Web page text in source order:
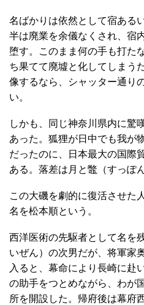
名ばかりは依然として宿ある
半は廃業を余儀なくされ、宿
堕す。このまま何の手も打た
ち果てて廃墟と化してしまう
像するなら、シャッター通り
い。
しかも、同じ神奈川県内に驚
あった。狐狸が日中でも我が
だったのに、日本最大の国際
ある。落差は月と鼈（すっぽ
この大磯を劇的に復活させた
名を松本順という。
西洋医術の先駆者として名を
いぜん）の次男だが、将軍家
入ると、幕命により長崎に赴
の助手をつとめながら、わが
所を開設した。帰府後は幕府